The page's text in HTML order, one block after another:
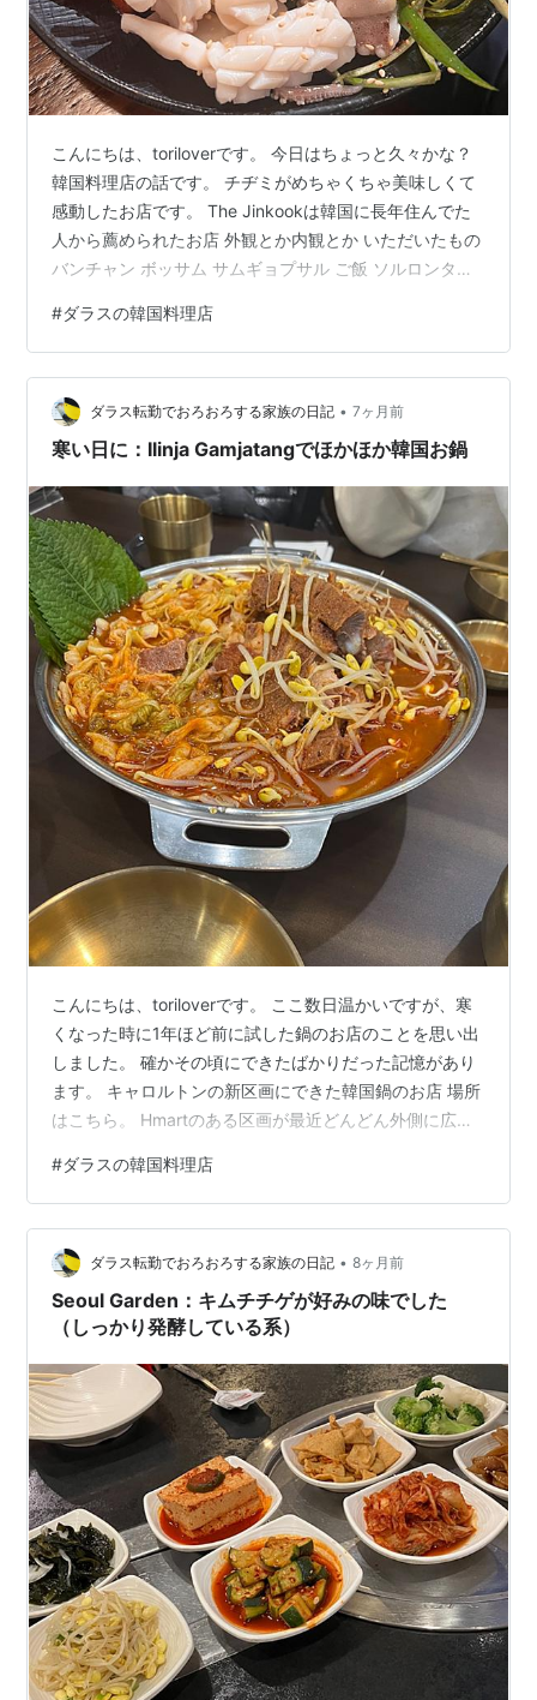
こんにちは、toriloverです。 今日はちょっと久々かな？
韓国料理店の話です。 チヂミがめちゃくちゃ美味しくて
感動したお店です。 The Jinkookは韓国に長年住んでた
人から薦められたお店 外観とか内観とか いただいたもの
バンチャン ボッサム サムギョプサル ご飯 ソルロンタン
ox-bone soup まとめ The Jinkookは韓国に長年住んでた
人から薦められたお店 このお店は、子供の頃から十何年
も韓国で過ごしたフィリピン系の方から本格的で美味し
いと教えてもらったお店です。旦那さんはア…
#ダラスの韓国料理店
ダラス転勤でおろおろする家族の日記 • 7ヶ月前
寒い日に：Ilinja Gamjatangでほかほか韓国お鍋
こんにちは、toriloverです。 ここ数日温かいですが、寒
くなった時に1年ほど前に試した鍋のお店のことを思い出
しました。 確かその頃にできたばかりだった記憶があり
ます。 キャロルトンの新区画にできた韓国鍋のお店 場所
はこちら。 Hmartのある区画が最近どんどん外側に広が
お店です。駐車場が大きくないのですが、Hmart側にと
めて歩いて渡ることができるくらいの位置にあります。
メニューはこんなかんじ。 基本の鍋のメニューを選ん
で、そこにアドオンを追加するという感じです。 各テー
ブルにはこれがついています。 韓国料理店らしくおかず
もしっかりつ…
#ダラスの韓国料理店
ダラス転勤でおろおろする家族の日記 • 8ヶ月前
Seoul Garden：キムチチゲが好みの味でした
（しっかり発酵している系）